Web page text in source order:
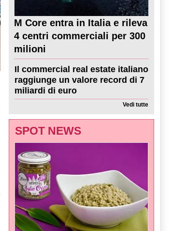
M Core entra in Italia e rileva
4 centri commerciali per 300
milioni
Il commercial real estate italiano
raggiunge un valore record di 7
miliardi di euro
Vedi tutte
SPOT NEWS